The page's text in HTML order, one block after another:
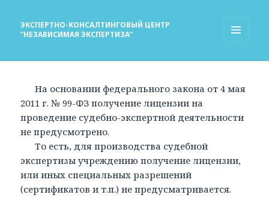
ЭКСПЕРТНО-КОНСАЛТИНГОВЫЙ ЦЕНТР
“НЕЗАВИСИМАЯ ЭКСПЕРТИЗА”
На основании федерального закона от 4 мая
2011 г. № 99-ФЗ получение лицензии на
проведение судебно-экспертной деятельности
не предусмотрено.
То есть, для производства судебной
экспертизы учреждению получение лицензии,
или иных специальных разрешений
(сертификатов и т.п.) не предусматривается.